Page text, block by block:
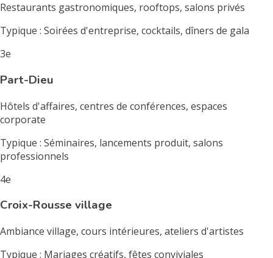
Restaurants gastronomiques, rooftops, salons privés
Typique : Soirées d'entreprise, cocktails, dîners de gala
3e
Part-Dieu
Hôtels d'affaires, centres de conférences, espaces
corporate
Typique : Séminaires, lancements produit, salons
professionnels
4e
Croix-Rousse village
Ambiance village, cours intérieures, ateliers d'artistes
Typique : Mariages créatifs, fêtes conviviales